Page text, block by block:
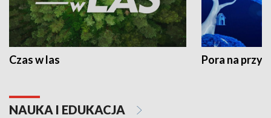
Czas w las Pora na
NAUKA I EDUKACJA